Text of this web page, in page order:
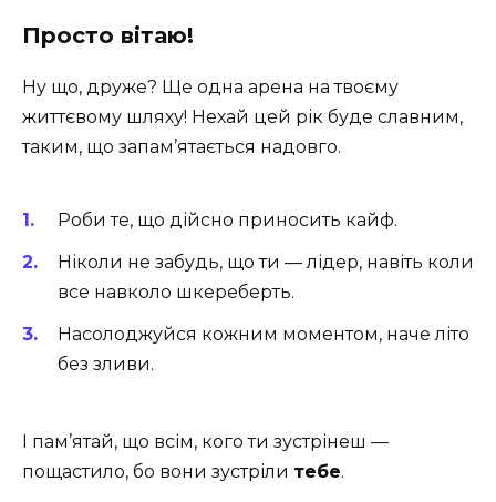
Просто вітаю!
Ну що, друже? Ще одна арена на твоєму
життєвому шляху! Нехай цей рік буде славним,
таким, що запам’ятається надовго.
Роби те, що дійсно приносить кайф.
Ніколи не забудь, що ти — лідер, навіть коли
все навколо шкереберть.
Насолоджуйся кожним моментом, наче літо
без зливи.
І пам’ятай, що всім, кого ти зустрінеш —
пощастило, бо вони зустріли тебе.